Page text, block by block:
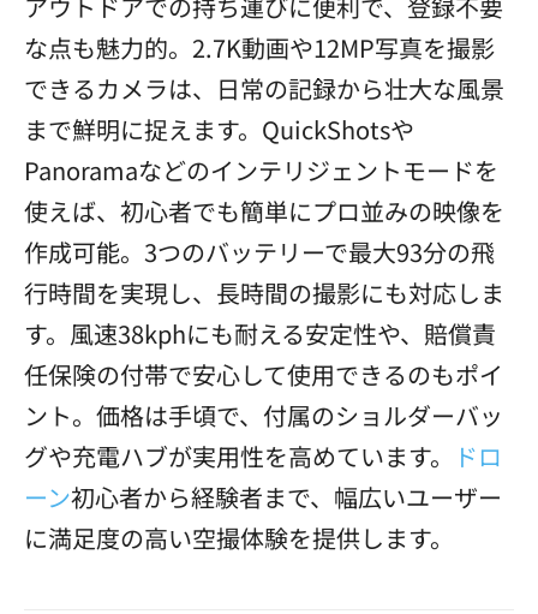
な点も魅力的。2.7K動画や12MP写真を撮影
できるカメラは、日常の記録から壮大な風景
まで鮮明に捉えます。QuickShotsや
Panoramaなどのインテリジェントモードを
使えば、初心者でも簡単にプロ並みの映像を
作成可能。3つのバッテリーで最大93分の飛
行時間を実現し、長時間の撮影にも対応しま
す。風速38kphにも耐える安定性や、賠償責
任保険の付帯で安心して使用できるのもポイ
ント。価格は手頃で、付属のショルダーバッ
グや充電ハブが実用性を高めています。
ドロ
ーン初心者から経験者まで、幅広いユーザー
に満足度の高い空撮体験を提供します。